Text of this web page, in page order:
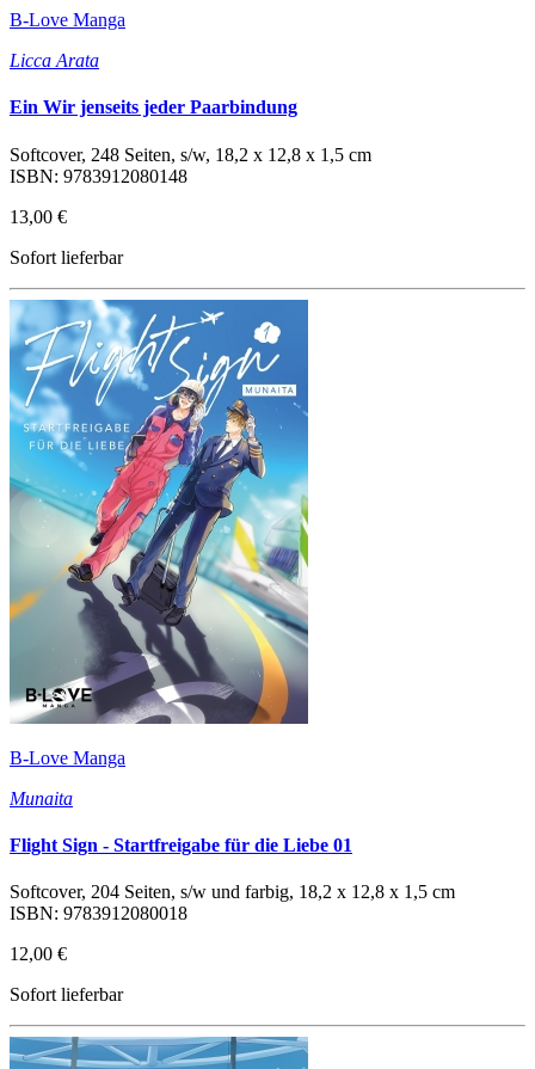
B-Love Manga
Licca Arata
Ein Wir jenseits jeder Paarbindung
Softcover, 248 Seiten, s/w, 18,2 x 12,8 x 1,5 cm
ISBN: 9783912080148
13,00 €
Sofort lieferbar
B-Love Manga
Munaita
Flight Sign - Startfreigabe für die Liebe 01
Softcover, 204 Seiten, s/w und farbig, 18,2 x 12,8 x 1,5 cm
ISBN: 9783912080018
12,00 €
Sofort lieferbar